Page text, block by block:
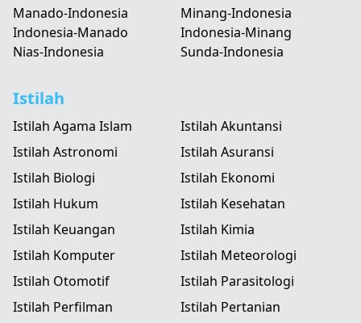
Manado-Indonesia
Indonesia-Manado
Minang-Indonesia
Indonesia-Minang
Nias-Indonesia
Sunda-Indonesia
Istilah
Istilah Agama Islam
Istilah Akuntansi
Istilah Astronomi
Istilah Asuransi
Istilah Biologi
Istilah Ekonomi
Istilah Hukum
Istilah Kesehatan
Istilah Keuangan
Istilah Kimia
Istilah Komputer
Istilah Meteorologi
Istilah Otomotif
Istilah Parasitologi
Istilah Perfilman
Istilah Pertanian